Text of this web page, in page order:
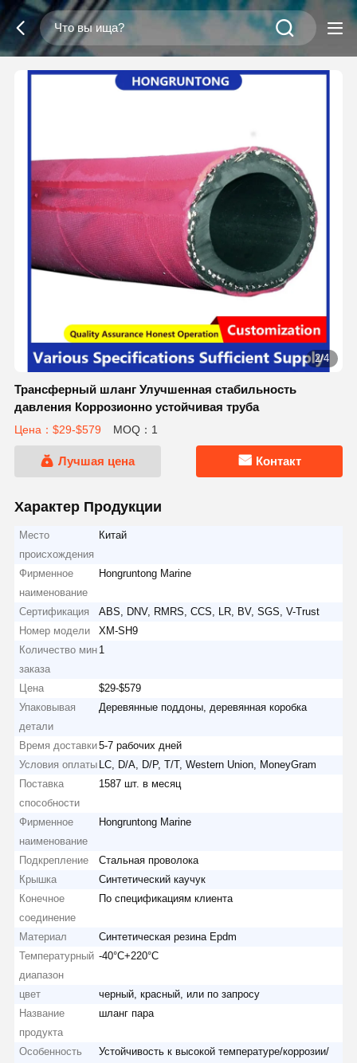
3/4
Трансферный шланг Улучшенная стабильность
давления Коррозионно устойчивая труба
Цена：$29-$579 MOQ：1
Лучшая цена Контакт
Характер Продукции
Место
происхождения
Китай
Фирменное
наименование
Hongruntong Marine
Сертификация
ABS, DNV, RMRS, CCS, LR, BV, SGS, V-Trust
Номер модели
ХМ-SH9
Количество мин
заказа
1
Цена
$29-$579
Упаковывая
детали
Деревянные поддоны, деревянная коробка
Время доставки5-7 рабочих дней
Условия оплаты LC, D/A, D/P, T/T, Western Union, MoneyGram
Поставка
способности
1587 шт. в месяц
Фирменное
наименование
Hongruntong Marine
Подкрепление
Стальная проволока
Крышка
Синтетический каучук
Конечное
соединение
По спецификациям клиента
Материал
Синтетическая резина Epdm
Температурный
диапазон
-40°C+220°C
цвет
черный, красный, или по запросу
Название
продукта
шланг пара
Особенность
Устойчивость к высокой температуре/коррозии/